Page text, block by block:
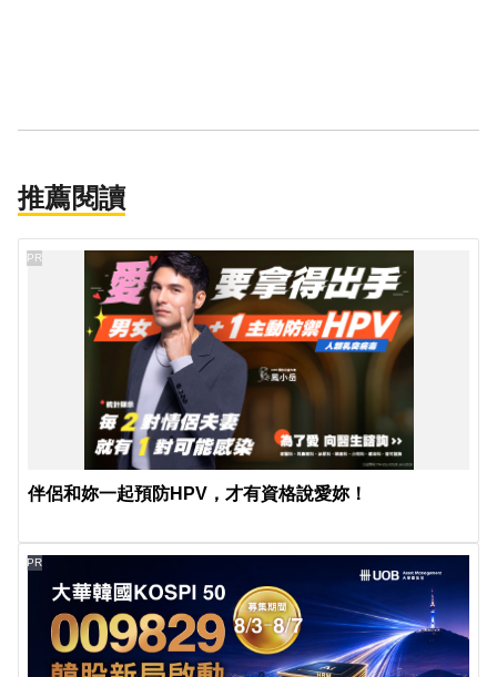
推薦閱讀
伴侶和妳一起預防HPV，才有資格說愛妳！
PR
PR